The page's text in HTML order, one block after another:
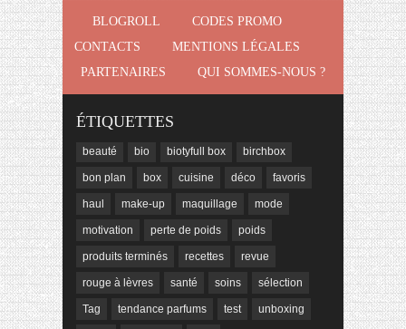
BLOGROLL
CODES PROMO
CONTACTS
MENTIONS LÉGALES
PARTENAIRES
QUI SOMMES-NOUS ?
ÉTIQUETTES
beauté bio biotyfull box birchbox
bon plan box cuisine déco favoris
haul make-up maquillage mode
motivation perte de poids poids
produits terminés recettes revue
rouge à lèvres santé soins sélection
Tag tendance parfums test unboxing